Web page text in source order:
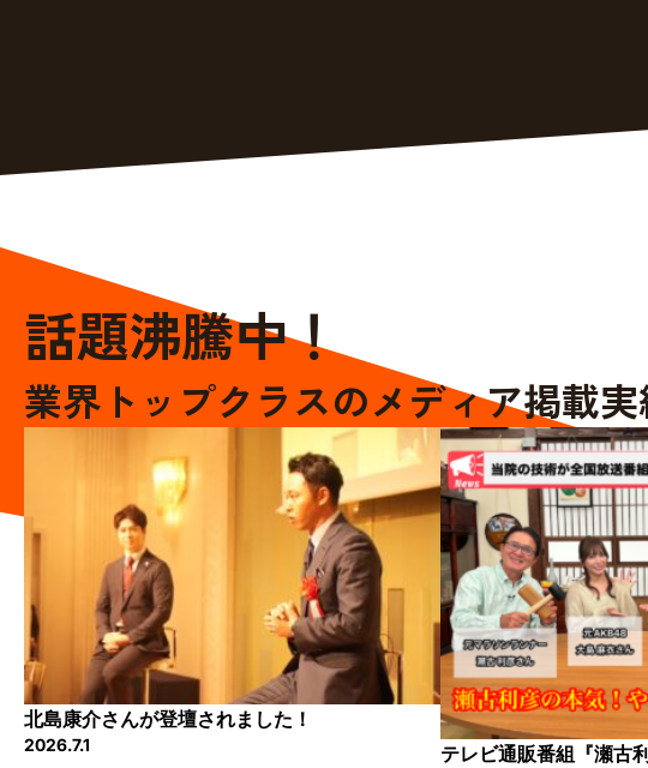
話題沸騰中！
業界トップクラスのメディア掲載
北島康介さんが登壇されました！
2026.7.1
テレビ通販番組『瀬古